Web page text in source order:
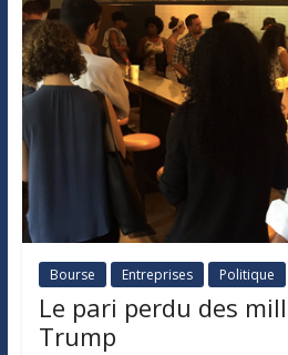
Bourse Entreprises Politique
Le pari perdu des
Trump